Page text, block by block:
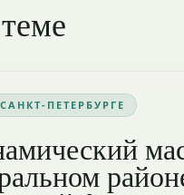
ПЕТЕРБУРГЕ